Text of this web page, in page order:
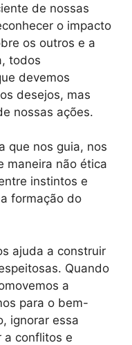
de nossas
o impacto
os outros e a
todos
devemos
desejos, mas
nossas ações.
que nos guia, nos
maneira não ética
instintos e
formação do
ajuda a construir
Quando
a
para o bem-
ignorar essa
a conflitos e